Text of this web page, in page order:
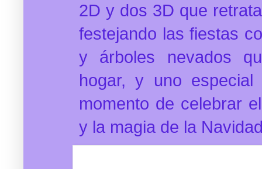
2D y dos 3D que
festejando las fiestas
y árboles nevados
hogar, y uno
momento de celebrar
y la magia de la